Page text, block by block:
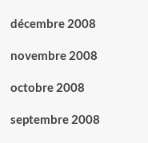
décembre 2008
novembre 2008
octobre 2008
septembre 2008